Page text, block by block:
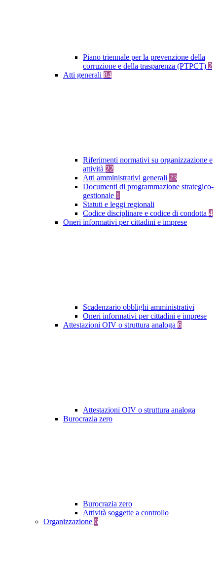
Piano triennale per la prevenzione della
corruzione e della trasparenza (PTPCT) 2
Atti generali 84
Riferimenti normativi su organizzazione e
attività 22
Atti amministrativi generali 23
Documenti di programmazione strategico-
gestionale 1
Statuti e leggi regionali
Codice disciplinare e codice di condotta 4
Oneri informativi per cittadini e imprese
Scadenzario obblighi amministrativi
Oneri informativi per cittadini e imprese
Attestazioni OIV o struttura analoga 6
Attestazioni OIV o struttura analoga
Burocrazia zero
Burocrazia zero
Attività soggette a controllo
Organizzazione 6